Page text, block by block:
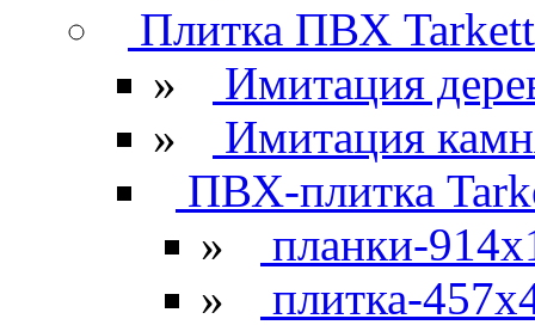
Плитка ПВХ Tarkett
»
Имитация
»
Имитация
ПВХ-плитка
»
планки-
»
плитка-